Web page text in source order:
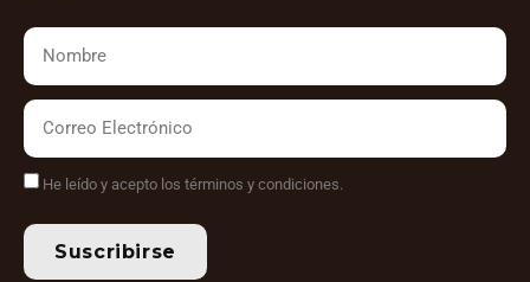
He leído y acepto los términos y condiciones.
Suscribirse